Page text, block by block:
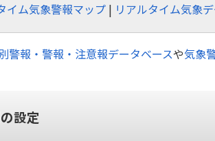
イム気象警報マップ | リアルタイム気象
警報・警報・注意報データベースや気象
設定